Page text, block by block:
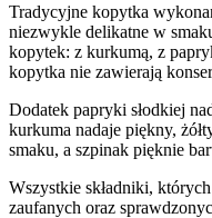
Tradycyjne kopytka
niezwykle delikatne w
kopytek: z kurkumą, z
kopytka nie zawierają
Dodatek papryki słodkiej
kurkuma nadaje piękny,
smaku, a szpinak pięknie
Wszystkie składniki,
zaufanych oraz